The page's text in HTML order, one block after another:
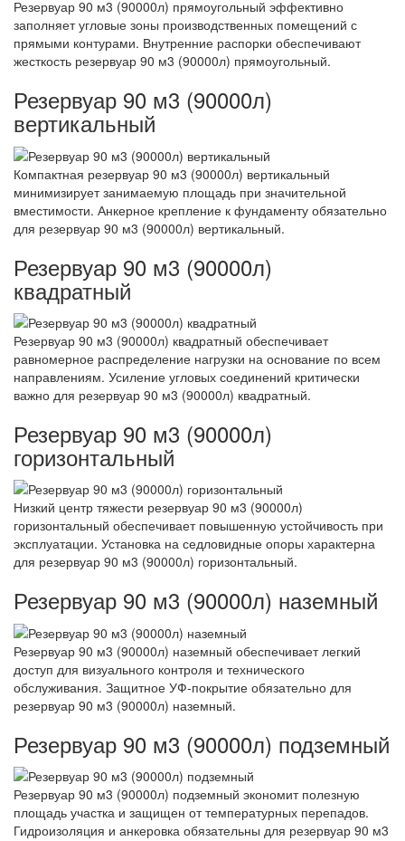
Резервуар 90 м3 (90000л) прямоугольный эффективно
заполняет угловые зоны производственных помещений с
прямыми контурами. Внутренние распорки обеспечивают
жесткость резервуар 90 м3 (90000л) прямоугольный.
Резервуар 90 м3 (90000л)
вертикальный
Компактная резервуар 90 м3 (90000л) вертикальный
минимизирует занимаемую площадь при значительной
вместимости. Анкерное крепление к фундаменту обязательно
для резервуар 90 м3 (90000л) вертикальный.
Резервуар 90 м3 (90000л)
квадратный
Резервуар 90 м3 (90000л) квадратный обеспечивает
равномерное распределение нагрузки на основание по всем
направлениям. Усиление угловых соединений критически
важно для резервуар 90 м3 (90000л) квадратный.
Резервуар 90 м3 (90000л)
горизонтальный
Низкий центр тяжести резервуар 90 м3 (90000л)
горизонтальный обеспечивает повышенную устойчивость при
эксплуатации. Установка на седловидные опоры характерна
для резервуар 90 м3 (90000л) горизонтальный.
Резервуар 90 м3 (90000л) наземный
Резервуар 90 м3 (90000л) наземный обеспечивает легкий
доступ для визуального контроля и технического
обслуживания. Защитное УФ-покрытие обязательно для
резервуар 90 м3 (90000л) наземный.
Резервуар 90 м3 (90000л) подземный
Резервуар 90 м3 (90000л) подземный экономит полезную
площадь участка и защищен от температурных перепадов.
Гидроизоляция и анкеровка обязательны для резервуар 90 м3